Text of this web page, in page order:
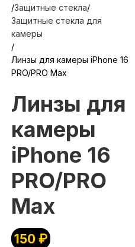
Защитные стекла
Защитные стекла для
камеры
Линзы для камеры iPhone 16
PRO/PRO Max
Линзы для
камеры
iPhone 16
PRO/PRO
Max
150₽